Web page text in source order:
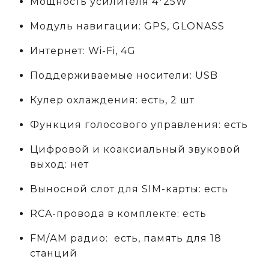
Модуль навигации: GPS, GLONASS
Интернет: Wi-Fi, 4G
Поддерживаемые носители: USB
Кулер охлаждения: есть, 2 шт
Функция голосового управления: есть
Цифровой и коаксиальный звуковой
выход: нет
Выносной слот для SIM-карты: есть
RCA-провода в комплекте: есть
FM/АM радио: есть, память для 18
станций